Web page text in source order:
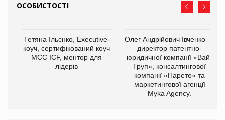
ОСОБИСТОСТІ
Тетяна Ільєнко, Executive-
коуч, сертифікований коуч
МСС ICF, ментор для
лідерів
Олег Андрійович Івченко —
директор патентно-
юридичної компанії «Вайз
Груп», консалтингової
компанії «Парето» та
маркетингової агенції
Myka Agency.